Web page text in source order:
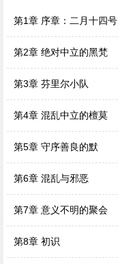
第1章 序章：二月十四号
第2章 绝对中立的黑梵
第3章 芬里尔小队
第4章 混乱中立的檀莫
第5章 守序善良的默
第6章 混乱与邪恶
第7章 意义不明的聚会
第8章 初识